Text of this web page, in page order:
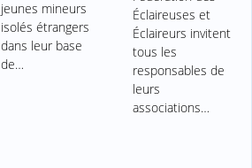
jeunes mineurs
isolés étrangers
dans leur base
de…
Éclaireuses et
Éclaireurs invitent
tous les
responsables de
leurs
associations…